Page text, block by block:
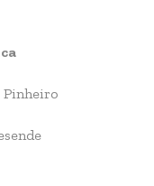
Pinheiro